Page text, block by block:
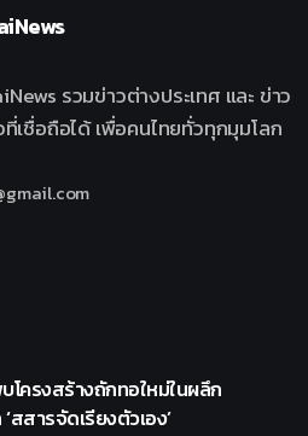
รวมข่าวต่างประเทศ และ ข่าว
เชื่อถือได้ เพื่อคนไทยทั่วทุกมุมโลก
โครงสร้างถักทอใหม่ในผลึก
สสารจัดเรียงตัวเอง’